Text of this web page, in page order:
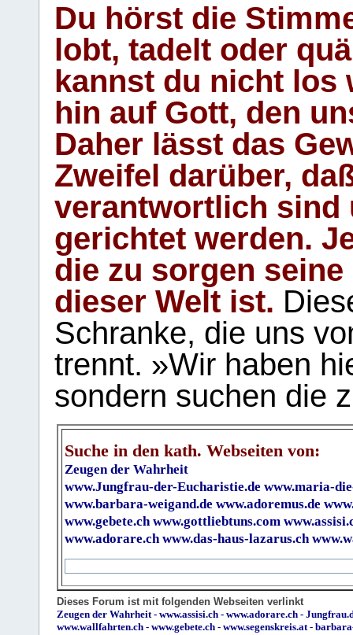
Du hörst die
lobt, tadelt oder
kannst du nicht los
hin auf Gott, den
Daher lässt das
Zweifel darüber,
verantwortlich sind
gerichtet werden.
die zu sorgen
dieser Welt ist.
Schranke, die uns
trennt. »Wir haben
sondern suchen die
Suche in den kath. Webseiten von:
Zeugen der Wahrheit
www.Jungfrau-der-Eucharistie.de www.maria-
www.barbara-weigand.de www.adoremus.de
www.gebete.ch www.gottliebtuns.com
www.adorare.ch www.das-haus-lazarus.ch
Dieses Forum ist mit folgenden Webseiten verlinkt
Zeugen der Wahrheit- www.assisi.ch - www.adorare.ch -
www.wallfahrten.ch - www.gebete.ch - www.segenskreis.at-